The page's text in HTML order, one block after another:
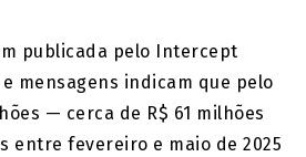
publicada pelo Intercept
mensagens indicam que pelo
— cerca de R$ 61 milhões
entre fevereiro e maio de 2025